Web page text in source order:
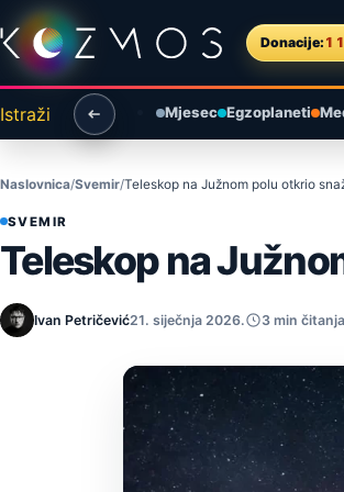
Preskoči na sadržaj
Donacije:
Istraži Mjesec Egzoplaneti
Naslovnica Svemir Teleskop na Južnom polu otkrio
SVEMIR
Teleskop na
Ivan Petričević21. siječnja 2026. 3 min čitanja